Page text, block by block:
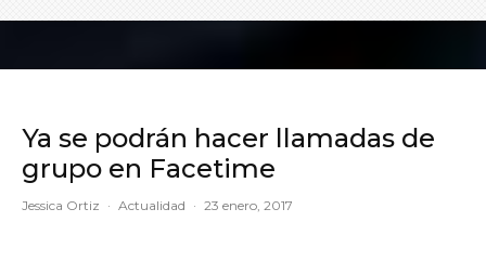
Ya se podrán hacer llamadas de
grupo en Facetime
Jessica Ortiz · Actualidad · 23 enero, 2017